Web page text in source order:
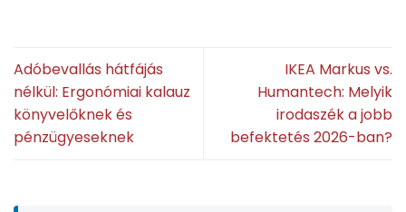
Adóbevallás hátfájás
nélkül: Ergonómiai kalauz
könyvelőknek és
pénzügyeseknek
IKEA Markus vs.
Humantech: Melyik
irodaszék a jobb
befektetés 2026-ban?